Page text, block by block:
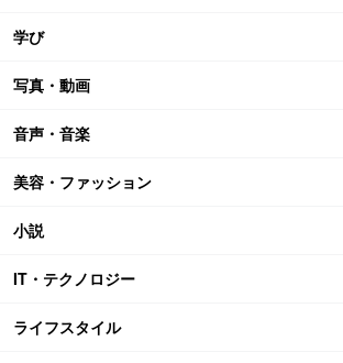
学び
写真・動画
音声・音楽
美容・ファッション
小説
IT・テクノロジー
ライフスタイル